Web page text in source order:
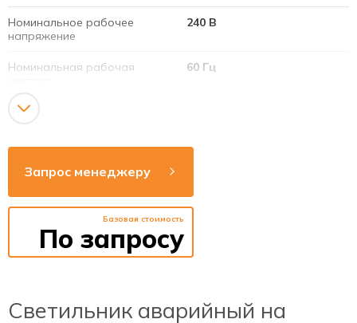
Номинальное рабочее
напряжение
240 В
Номинальная рабочая
60 Гц
Потребляемая мощность
Батарея
Срок службы светодиодов 40 000 часов
Номинальная мощность
светодиодов
Запрос менеджеру
Базовая стоимость
По запросу
Светильник аварийный на